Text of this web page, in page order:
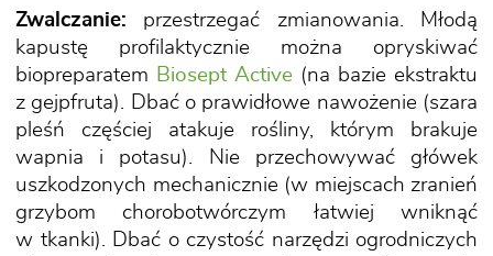
Zwalczanie: przestrzegać zmianowania. Młodą
kapustę profilaktycznie można opryskiwać
biopreparatem Biosept Active (na bazie ekstraktu
z gejpfruta). Dbać o prawidłowe nawożenie (szara
pleśń częściej atakuje rośliny, którym brakuje
wapnia i potasu). Nie przechowywać główek
uszkodzonych mechanicznie (w miejscach zranień
grzybom chorobotwórczym łatwiej wniknąć
w tkanki). Dbać o czystość narzędzi ogrodniczych